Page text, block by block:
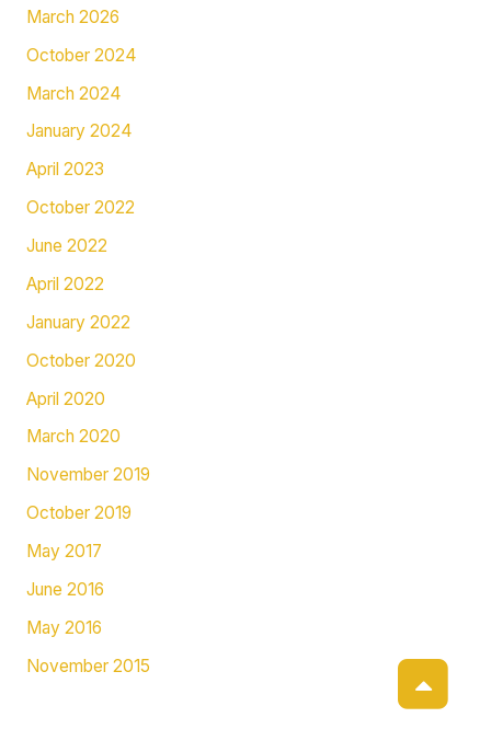
March 2026
October 2024
March 2024
January 2024
April 2023
October 2022
June 2022
April 2022
January 2022
October 2020
April 2020
March 2020
November 2019
October 2019
May 2017
June 2016
May 2016
November 2015